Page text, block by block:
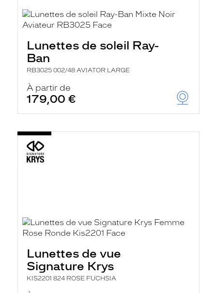
Lunettes de soleil Ray-
Ban
RB3025 002/48 AVIATOR LARGE
À partir de
179,00 €
Lunettes de vue
Signature Krys
KIS2201 824 ROSE FUCHSIA